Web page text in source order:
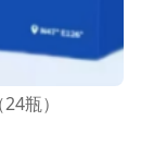
瓶）